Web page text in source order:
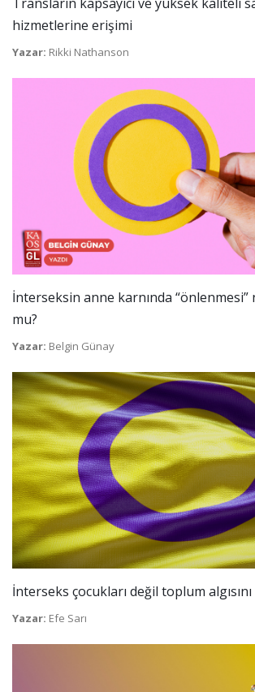
hizmetlerine erişimi
Yazar: Rikki Nathanson
İnterseksin anne karnında
mu?
Yazar: Belgin Günay
İnterseks çocukları değil toplum
Yazar: Efe Sarı